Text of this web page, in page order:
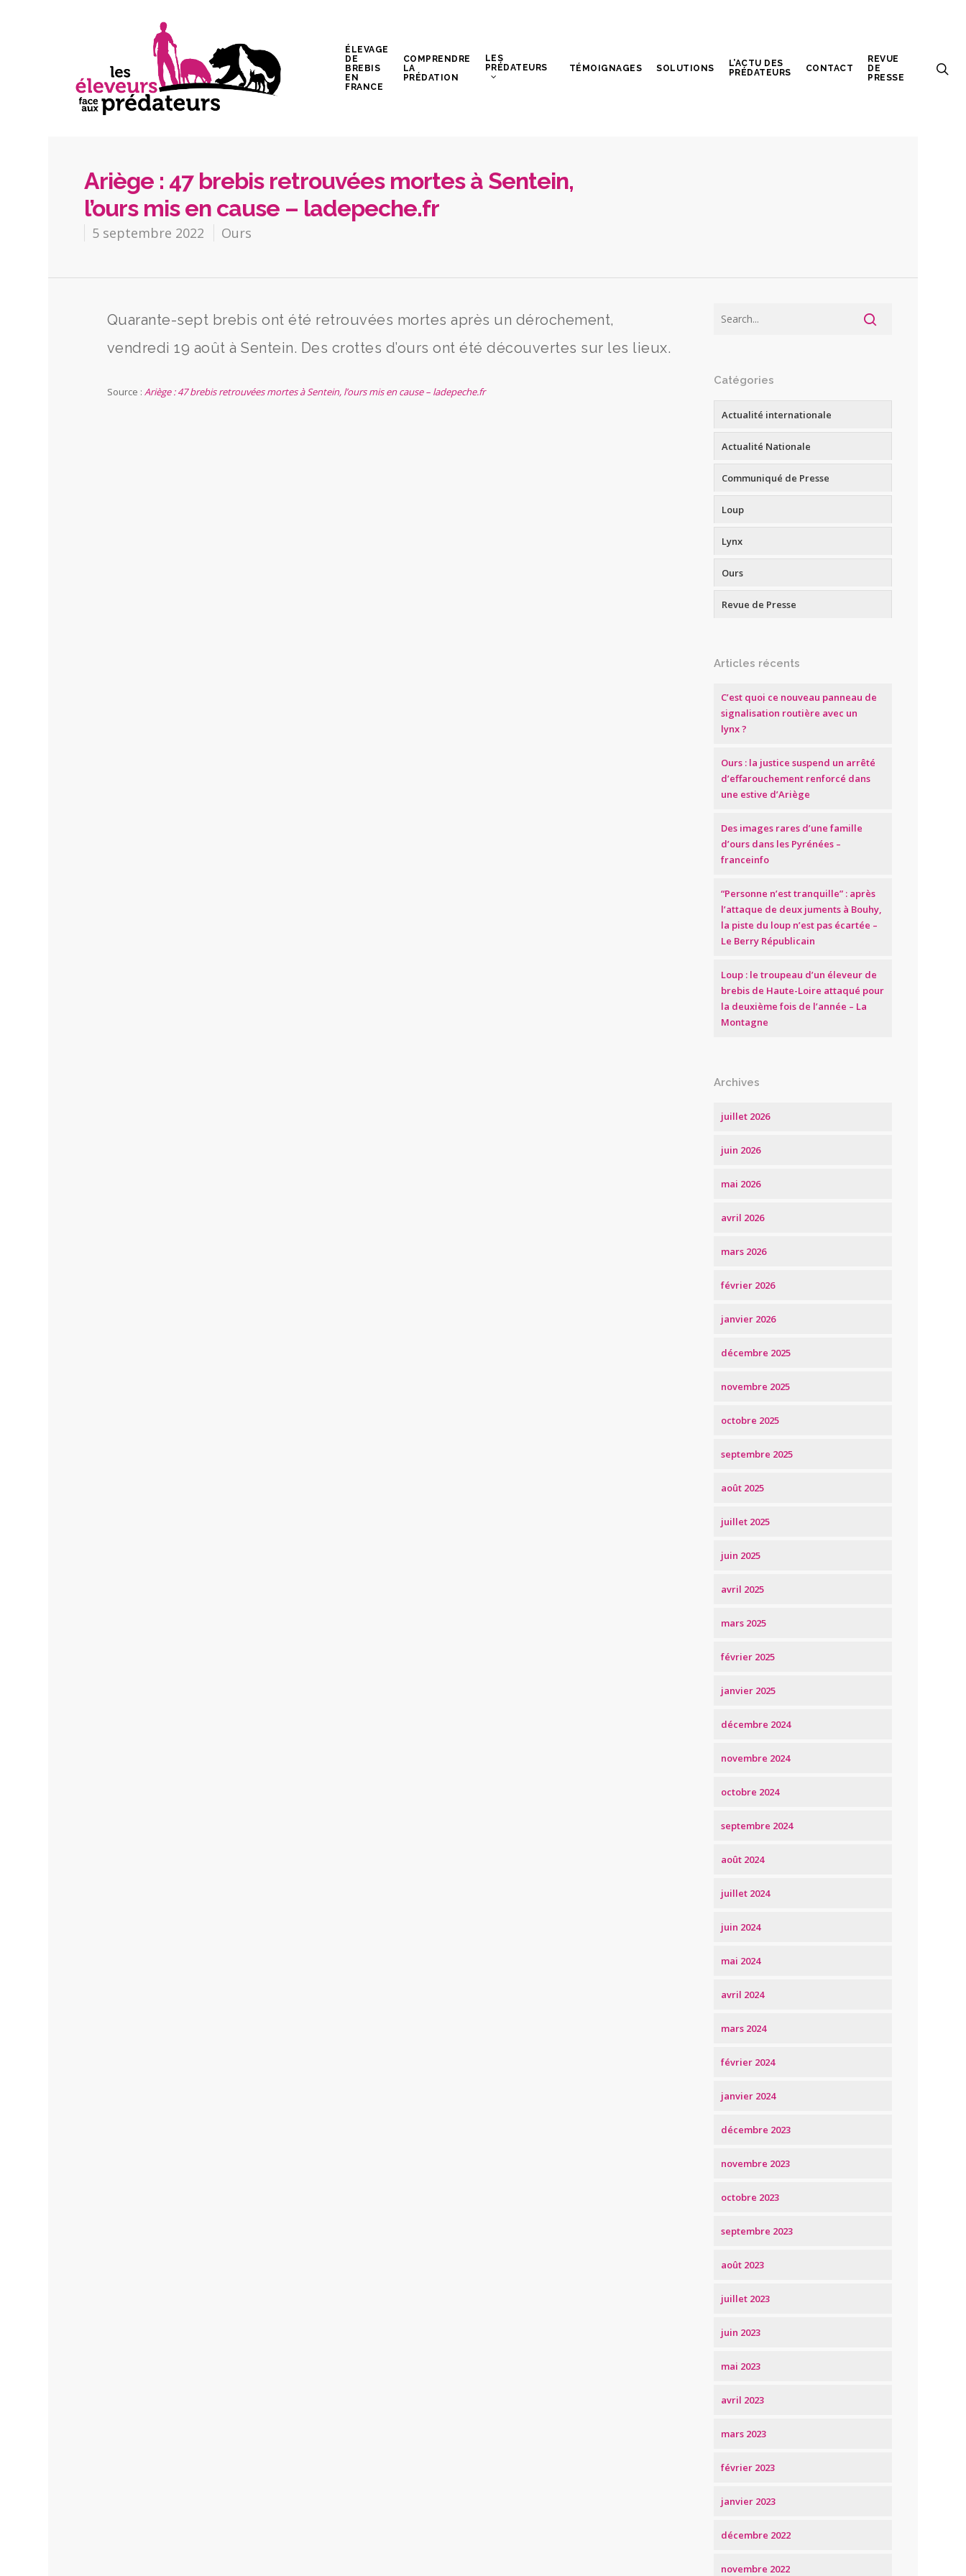
ÉLEVAGE
DE
BREBIS
EN
FRANCE
COMPRENDRE
LA
PRÉDATION
LES
PRÉDATEURS
TÉMOIGNAGES SOLUTIONS
L’ACTU DES
PRÉDATEURS
CONTACT
REVUE
DE
PRESSE
Ariège : 47 brebis retrouvées mortes à Sentein,
l’ours mis en cause – ladepeche.fr
5 septembre 2022 Ours
Quarante-sept brebis ont été retrouvées mortes après un dérochement,
vendredi 19 août à Sentein. Des crottes d’ours ont été découvertes sur les lieux.
Source : Ariège : 47 brebis retrouvées mortes à Sentein, l’ours mis en cause – ladepeche.fr
Catégories
Actualité internationale
Actualité Nationale
Communiqué de Presse
Loup
Lynx
Ours
Revue de Presse
Articles récents
C’est quoi ce nouveau panneau de
signalisation routière avec un
lynx ?
Ours : la justice suspend un arrêté
d’effarouchement renforcé dans
une estive d’Ariège
Des images rares d’une famille
d’ours dans les Pyrénées –
franceinfo
“Personne n’est tranquille” : après
l’attaque de deux juments à Bouhy,
la piste du loup n’est pas écartée –
Le Berry Républicain
Loup : le troupeau d’un éleveur de
brebis de Haute-Loire attaqué pour
la deuxième fois de l’année – La
Montagne
Archives
juillet 2026
juin 2026
mai 2026
avril 2026
mars 2026
février 2026
janvier 2026
décembre 2025
novembre 2025
octobre 2025
septembre 2025
août 2025
juillet 2025
juin 2025
avril 2025
mars 2025
février 2025
janvier 2025
décembre 2024
novembre 2024
octobre 2024
septembre 2024
août 2024
juillet 2024
juin 2024
mai 2024
avril 2024
mars 2024
février 2024
janvier 2024
décembre 2023
novembre 2023
octobre 2023
septembre 2023
août 2023
juillet 2023
juin 2023
mai 2023
avril 2023
mars 2023
février 2023
janvier 2023
décembre 2022
novembre 2022